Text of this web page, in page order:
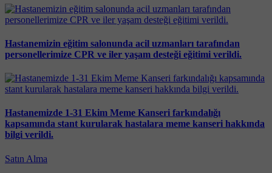
Hastanemizin eğitim salonunda acil uzmanları tarafından
personellerimize CPR ve iler yaşam desteği eğitimi verildi.
Hastanemizde 1-31 Ekim Meme Kanseri farkındalığı
kapsamında stant kurularak hastalara meme kanseri hakkında
bilgi verildi.
Satın Alma